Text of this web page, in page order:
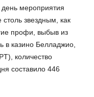
мероприятия
звездным, как
профи, выбыв из
в казино Белладжио,
количество
составило 446